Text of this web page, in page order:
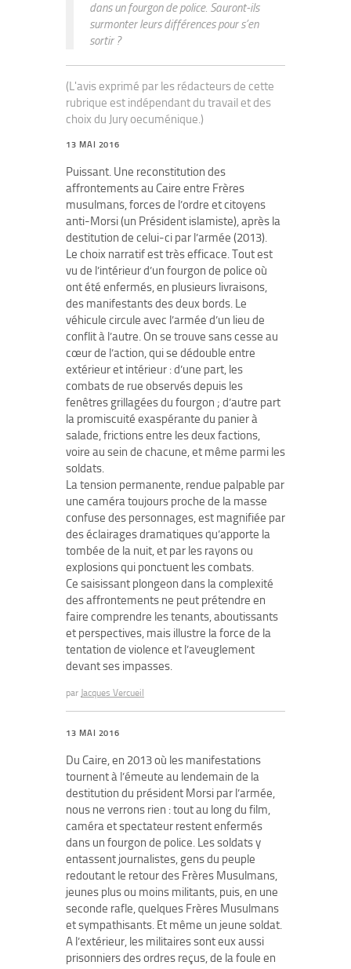
dans un fourgon de police. Sauront-ils
surmonter leurs différences pour s’en
sortir ?
(L'avis exprimé par les rédacteurs de cette
rubrique est indépendant du travail et des
choix du Jury oecuménique.)
13 MAI 2016
Puissant. Une reconstitution des
affrontements au Caire entre Frères
musulmans, forces de l’ordre et citoyens
anti-Morsi (un Président islamiste), après la
destitution de celui-ci par l’armée (2013).
Le choix narratif est très efficace. Tout est
vu de l’intérieur d’un fourgon de police où
ont été enfermés, en plusieurs livraisons,
des manifestants des deux bords. Le
véhicule circule avec l’armée d’un lieu de
conflit à l’autre. On se trouve sans cesse au
cœur de l’action, qui se dédouble entre
extérieur et intérieur : d’une part, les
combats de rue observés depuis les
fenêtres grillagées du fourgon ; d’autre part
la promiscuité exaspérante du panier à
salade, frictions entre les deux factions,
voire au sein de chacune, et même parmi les
soldats.
La tension permanente, rendue palpable par
une caméra toujours proche de la masse
confuse des personnages, est magnifiée par
des éclairages dramatiques qu’apporte la
tombée de la nuit, et par les rayons ou
explosions qui ponctuent les combats.
Ce saisissant plongeon dans la complexité
des affrontements ne peut prétendre en
faire comprendre les tenants, aboutissants
et perspectives, mais illustre la force de la
tentation de violence et l’aveuglement
devant ses impasses.
par Jacques Vercueil
13 MAI 2016
Du Caire, en 2013 où les manifestations
tournent à l’émeute au lendemain de la
destitution du président Morsi par l’armée,
nous ne verrons rien : tout au long du film,
caméra et spectateur restent enfermés
dans un fourgon de police. Les soldats y
entassent journalistes, gens du peuple
redoutant le retour des Frères Musulmans,
jeunes plus ou moins militants, puis, en une
seconde rafle, quelques Frères Musulmans
et sympathisants. Et même un jeune soldat.
A l’extérieur, les militaires sont eux aussi
prisonniers des ordres reçus, de la foule en